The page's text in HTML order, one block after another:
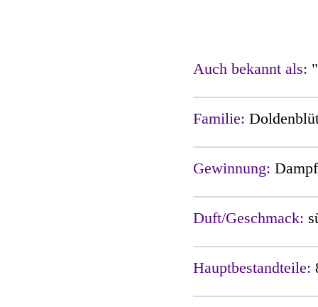
Auch bekannt als:
Familie:
Gewinnung:
Duft/Geschmack:
Hauptbestandteile: